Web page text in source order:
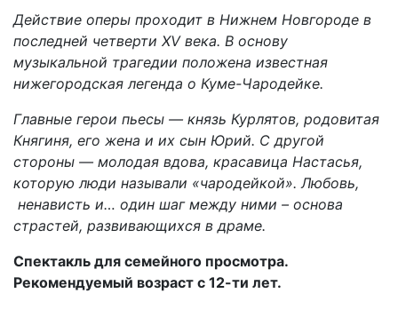
Действие оперы проходит в Нижнем Новгороде в
последней четверти XV века. В основу
музыкальной трагедии положена известная
нижегородская легенда о Куме-Чародейке.
Главные герои пьесы — князь Курлятов, родовитая
Княгиня, его жена и их сын Юрий. С другой
стороны — молодая вдова, красавица Настасья,
которую люди называли «чародейкой». Любовь,
ненависть и… один шаг между ними – основа
страстей, развивающихся в драме.
Спектакль для семейного просмотра.
Рекомендуемый возраст с 12-ти лет.